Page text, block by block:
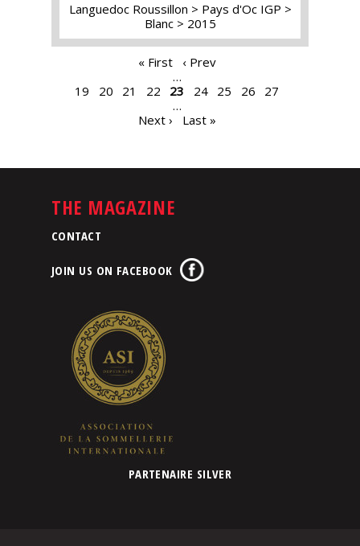
Languedoc Roussillon
Pays d'Oc IGP
Blanc
2015
« First
‹ Prev
…
19
20 21 22 23 24 25 26
27
…
Next ›
Last »
THE MAGAZINE
CONTACT
JOIN US ON FACEBOOK
PARTENAIRE SILVER